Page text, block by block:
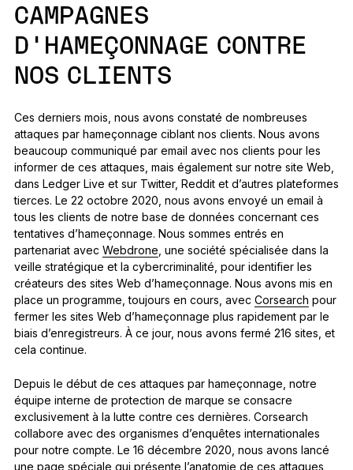
CAMPAGNES
D’HAMEÇONNAGE CONTRE
NOS CLIENTS
Ces derniers mois, nous avons constaté de nombreuses
attaques par hameçonnage ciblant nos clients. Nous avons
beaucoup communiqué par email avec nos clients pour les
informer de ces attaques, mais également sur notre site Web,
dans Ledger Live et sur Twitter, Reddit et d’autres plateformes
tierces. Le 22 octobre 2020, nous avons envoyé un email à
tous les clients de notre base de données concernant ces
tentatives d’hameçonnage. Nous sommes entrés en
partenariat avec Webdrone , une société spécialisée dans la
veille stratégique et la cybercriminalité, pour identifier les
créateurs des sites Web d’hameçonnage. Nous avons mis en
place un programme, toujours en cours, avec Corsearch pour
fermer les sites Web d’hameçonnage plus rapidement par le
biais d’enregistreurs. À ce jour, nous avons fermé 216 sites, et
cela continue.
Depuis le début de ces attaques par hameçonnage, notre
équipe interne de protection de marque se consacre
exclusivement à la lutte contre ces dernières. Corsearch
collabore avec des organismes d’enquêtes internationales
pour notre compte. Le 16 décembre 2020, nous avons lancé
une page spéciale qui présente l’anatomie de ces attaques